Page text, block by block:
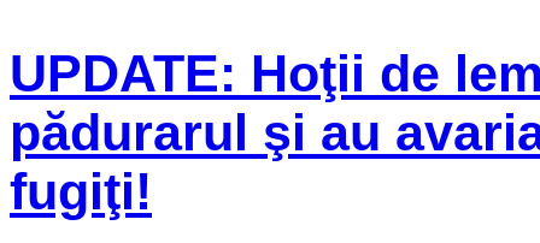
UPDATE: Hoţii de
pădurarul şi au
fugiţi!